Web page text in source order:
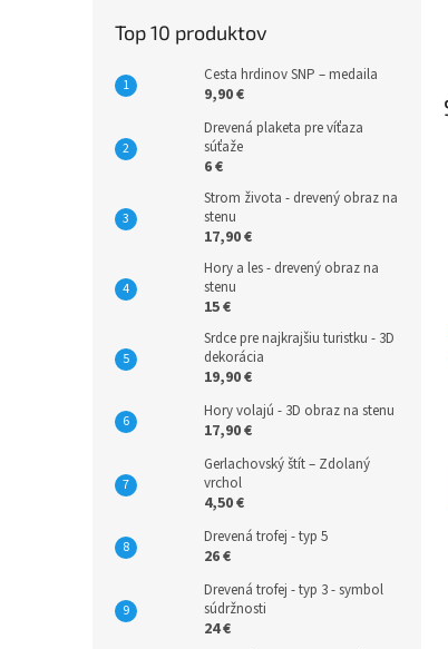
Top 10 produktov
Cesta hrdinov SNP – medaila
9,90 €
Drevená plaketa pre víťaza
súťaže
6 €
Strom života - drevený obraz na
stenu
17,90 €
Hory a les - drevený obraz na
stenu
15 €
Srdce pre najkrajšiu turistku - 3D
dekorácia
19,90 €
Hory volajú - 3D obraz na stenu
17,90 €
Gerlachovský štít – Zdolaný
vrchol
4,50 €
Drevená trofej - typ 5
26 €
Drevená trofej - typ 3 - symbol
súdržnosti
24 €